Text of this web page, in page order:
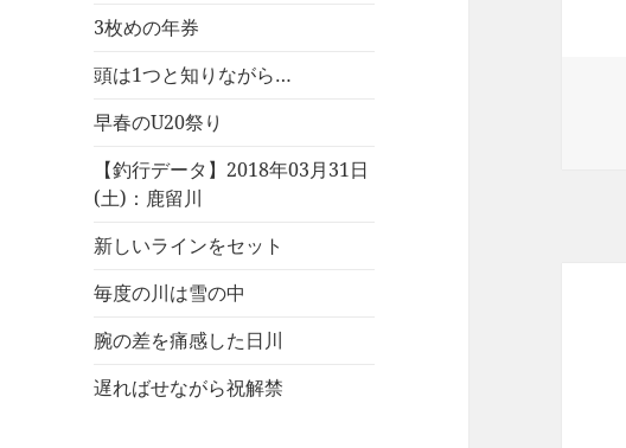
3枚めの年券
頭は1つと知りながら…
早春のU20祭り
【釣行データ】2018年03月31日
(土)：鹿留川
新しいラインをセット
毎度の川は雪の中
腕の差を痛感した日川
遅ればせながら祝解禁